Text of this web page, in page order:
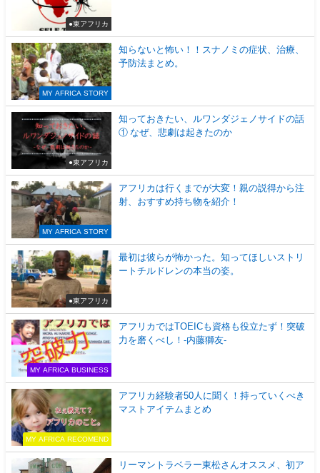
●東アフリカ
MY AFRICA STORY
知らないと怖い！！スナノミの症状、治療、
予防法まとめ。
●東アフリカ
知っておきたい、ルワンダジェノサイドの話
① なぜ、悲劇は起きたのか
MY AFRICA STORY
アフリカは行くまでが大変！親の説得から注
射、おすすめ持ち物を紹介！
●東アフリカ
最初は彼らが怖かった。知ってほしいストリ
ートチルドレンの本当の姿。
MY AFRICA BUSINESS
アフリカではTOEICも資格も役立たず！突破
力を磨くべし！-内藤獅友-
MY AFRICA RECOMEND
アフリカ経験者50人に聞く！持っていくべき
マストアイテムまとめ
リーマントラベラー東松さんオススメ、初ア